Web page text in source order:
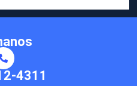
4311